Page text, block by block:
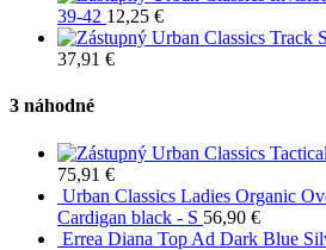
39-42 12,25 €
Urban Classics Track
37,91 €
3 náhodné
Urban Classics
75,91 €
Urban Classics Ladies Organic
Cardigan black - S 56,90 €
Errea Diana Top Ad Dark Blue